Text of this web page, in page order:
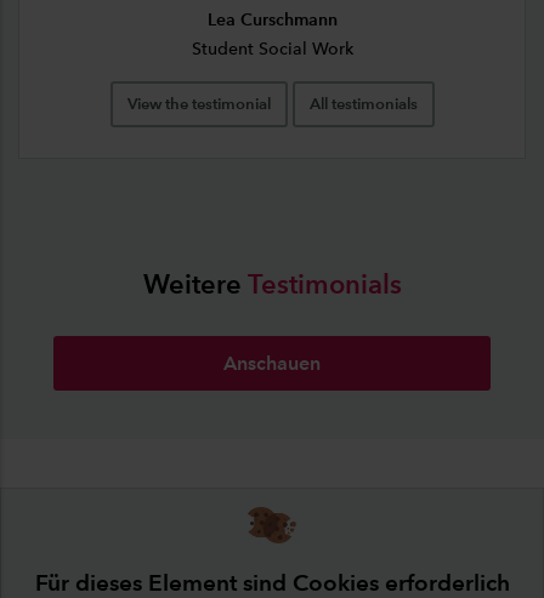
Lea Curschmann
Student Social Work
View the testimonial All testimonials
Weitere Testimonials
Anschauen
Für dieses Element sind Cookies erforderlich